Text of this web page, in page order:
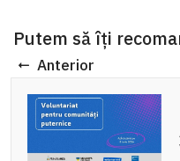
Putem să îți
Anterior